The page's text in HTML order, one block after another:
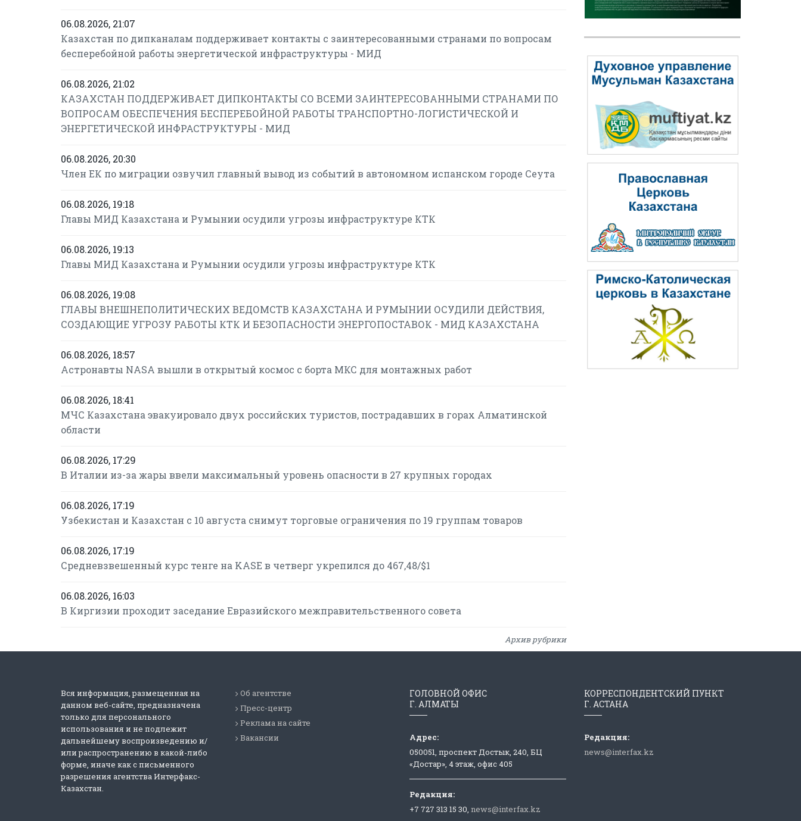
06.08.2026, 21:07
Казахстан по дипканалам поддерживает контакты с заинтересованными странами по вопросам
бесперебойной работы энергетической инфраструктуры - МИД
06.08.2026, 21:02
КАЗАХСТАН ПОДДЕРЖИВАЕТ ДИПКОНТАКТЫ СО ВСЕМИ ЗАИНТЕРЕСОВАННЫМИ СТРАНАМИ ПО
ВОПРОСАМ ОБЕСПЕЧЕНИЯ БЕСПЕРЕБОЙНОЙ РАБОТЫ ТРАНСПОРТНО-ЛОГИСТИЧЕСКОЙ И
ЭНЕРГЕТИЧЕСКОЙ ИНФРАСТРУКТУРЫ - МИД
06.08.2026, 20:30
Член ЕК по миграции озвучил главный вывод из событий в автономном испанском городе Сеута
06.08.2026, 19:18
Главы МИД Казахстана и Румынии осудили угрозы инфраструктуре КТК
06.08.2026, 19:13
Главы МИД Казахстана и Румынии осудили угрозы инфраструктуре КТК
06.08.2026, 19:08
ГЛАВЫ ВНЕШНЕПОЛИТИЧЕСКИХ ВЕДОМСТВ КАЗАХСТАНА И РУМЫНИИ ОСУДИЛИ ДЕЙСТВИЯ,
СОЗДАЮЩИЕ УГРОЗУ РАБОТЫ КТК И БЕЗОПАСНОСТИ ЭНЕРГОПОСТАВОК - МИД КАЗАХСТАНА
06.08.2026, 18:57
Астронавты NASA вышли в открытый космос с борта МКС для монтажных работ
06.08.2026, 18:41
МЧС Казахстана эвакуировало двух российских туристов, пострадавших в горах Алматинской
области
06.08.2026, 17:29
В Италии из-за жары ввели максимальный уровень опасности в 27 крупных городах
06.08.2026, 17:19
Узбекистан и Казахстан с 10 августа снимут торговые ограничения по 19 группам товаров
06.08.2026, 17:19
Средневзвешенный курс тенге на KASE в четверг укрепился до 467,48/$1
06.08.2026, 16:03
В Киргизии проходит заседание Евразийского межправительственного совета
Архив рубрики
Вся информация, размещенная на
данном веб-сайте, предназначена
только для персонального
использования и не подлежит
дальнейшему воспроизведению и/
или распространению в какой-либо
форме, иначе как с письменного
разрешения агентства Интерфакс-
Казахстан.
Об агентстве
Пресс-центр
Реклама на сайте
Вакансии
ГОЛОВНОЙ ОФИС
Г. АЛМАТЫ
Адрес:
050051, проспект Достык, 240, БЦ
«Достар», 4 этаж, офис 405
Редакция:
+7 727 313 15 30, news@interfax.kz
КОРРЕСПОНДЕНТСКИЙ ПУНКТ
Г. АСТАНА
Редакция:
news@interfax.kz